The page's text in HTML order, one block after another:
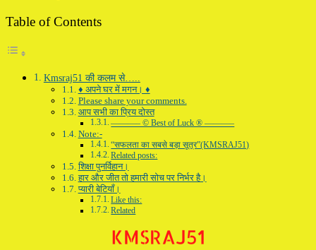
Table of Contents
Kmsraj51 की कलम से…..
♦ अपने घर में मगन। ♦
Please share your comments.
आप सभी का प्रिय दोस्त
———– © Best of Luck ® ———–
Note:-
“सफलता का सबसे बड़ा सूत्र”(KMSRAJ51)
Related posts:
शिक्षा पुनर्विहान।
हार और जीत तो हमारी सोच पर निर्भर है।
प्यारी बेटियाँ।
Like this:
Related